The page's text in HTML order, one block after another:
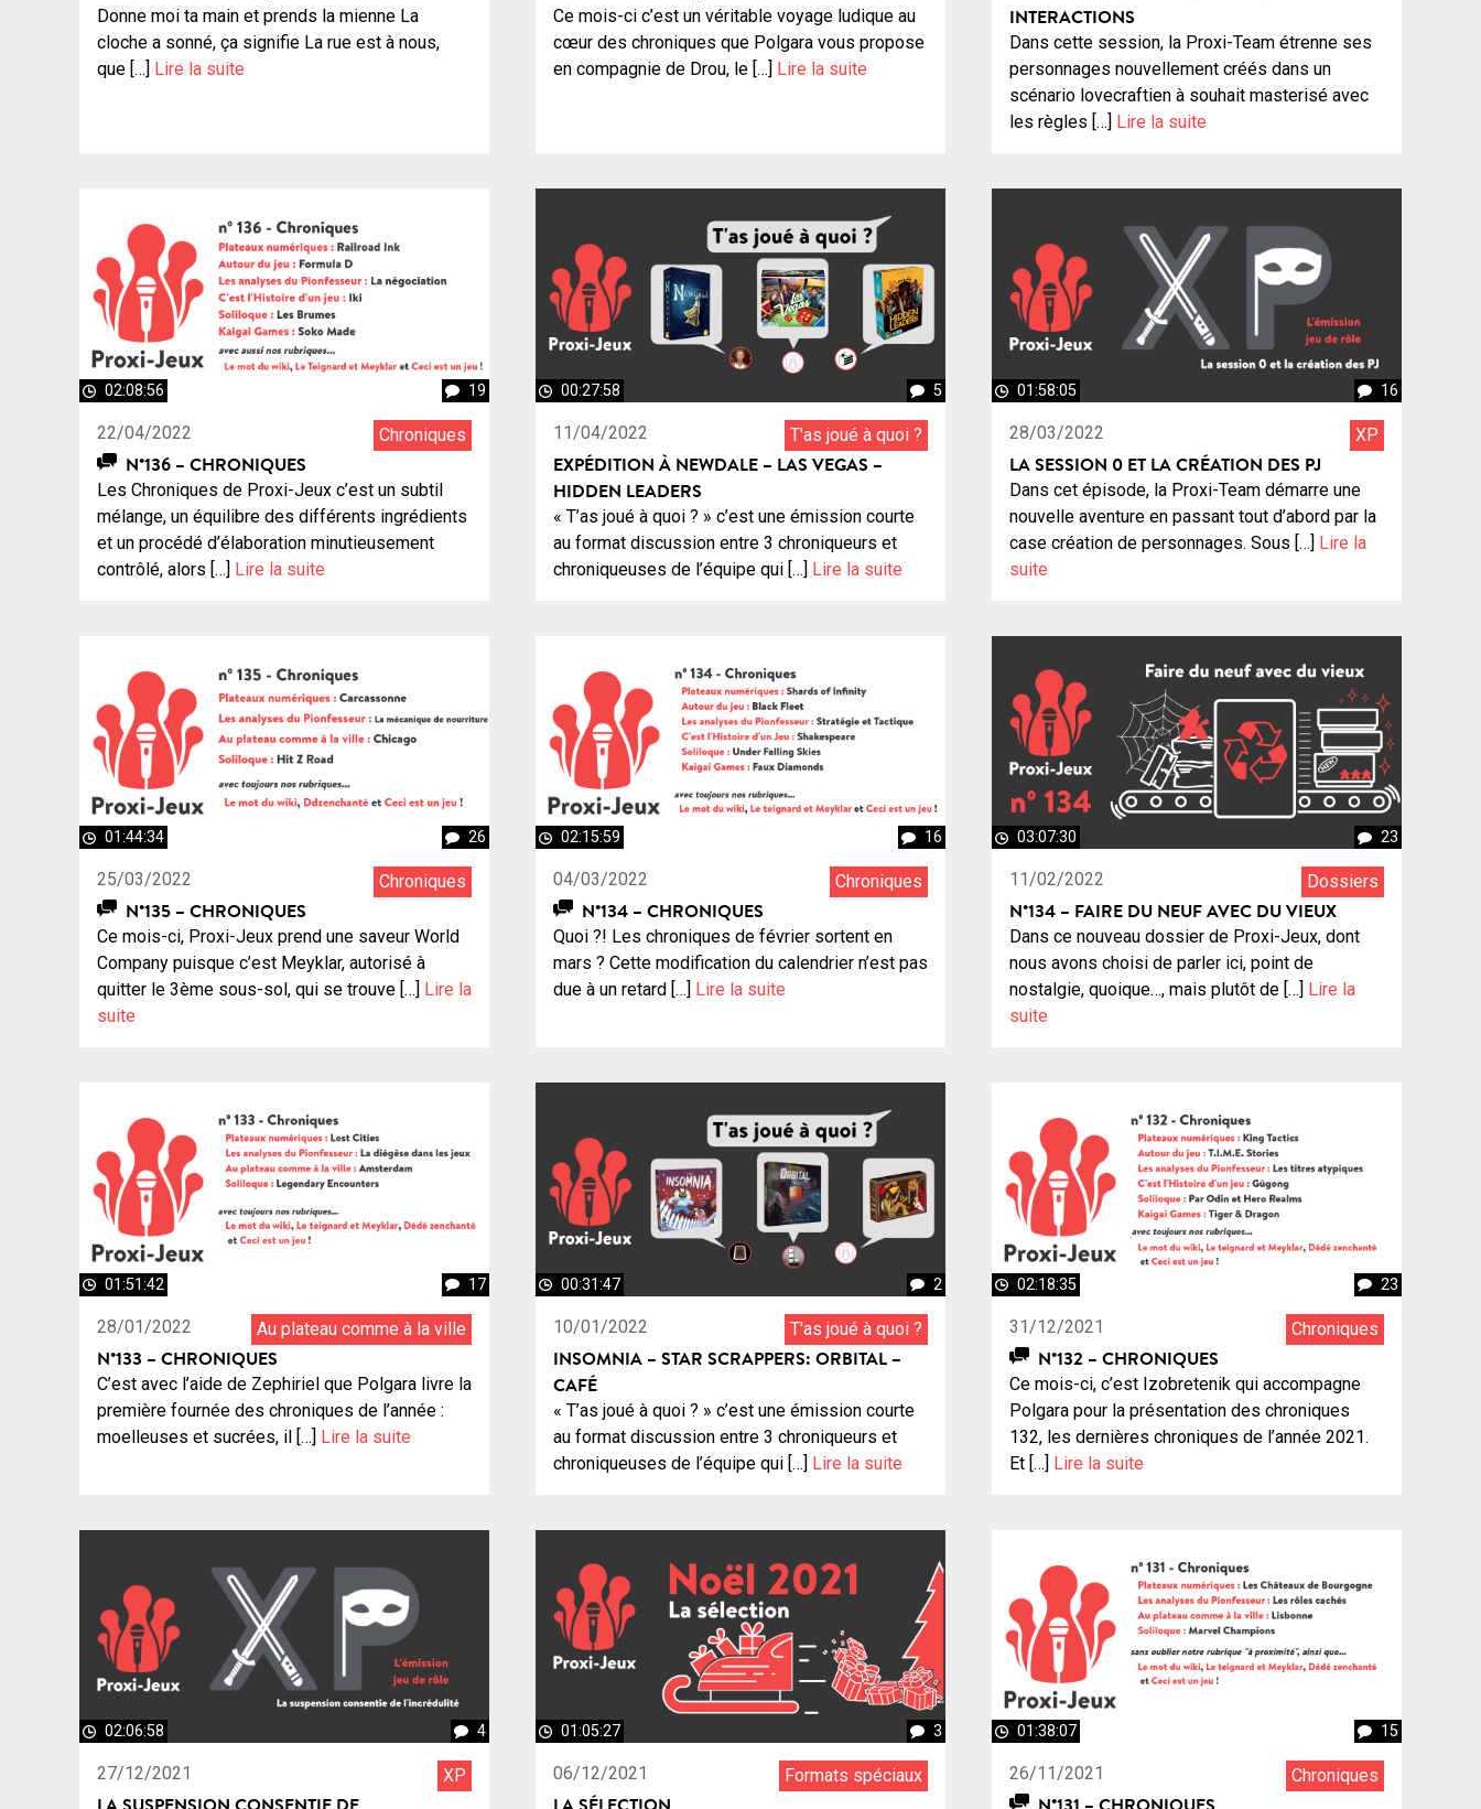
Donne moi ta main et prends la mienne La
cloche a sonné, ça signifie La rue est à nous,
que […]
Lire la suite
Ce mois-ci c’est un véritable voyage ludique au
cœur des chroniques que Polgara vous propose
en compagnie de Drou, le […]
Lire la suite
INTERACTIONS
Dans cette session, la Proxi-Team étrenne ses
personnages nouvellement créés dans un
scénario lovecraftien à souhait masterisé avec
les règles […]
Lire la suite
02:08:56 19
22/04/2022 Chroniques
N°136 – CHRONIQUES
Les Chroniques de Proxi-Jeux c’est un subtil
mélange, un équilibre des différents ingrédients
et un procédé d’élaboration minutieusement
contrôlé, alors […] Lire la suite
00:27:58 5
11/04/2022 T'as joué à quoi ?
EXPÉDITION À NEWDALE – LAS VEGAS –
HIDDEN LEADERS
« T’as joué à quoi ? » c’est une émission courte
au format discussion entre 3 chroniqueurs et
chroniqueuses de l’équipe qui […] Lire la suite
01:58:05 16
28/03/2022 XP
LA SESSION 0 ET LA CRÉATION DES PJ
Dans cet épisode, la Proxi-Team démarre une
nouvelle aventure en passant tout d’abord par la
case création de personnages. Sous […] Lire la
suite
01:44:34 26
25/03/2022 Chroniques
N°135 – CHRONIQUES
Ce mois-ci, Proxi-Jeux prend une saveur World
Company puisque c’est Meyklar, autorisé à
quitter le 3ème sous-sol, qui se trouve […] Lire la
suite
02:15:59 16
04/03/2022 Chroniques
N°134 – CHRONIQUES
Quoi ?! Les chroniques de février sortent en
mars ? Cette modification du calendrier n’est pas
due à un retard […] Lire la suite
03:07:30 23
11/02/2022 Dossiers
N°134 – FAIRE DU NEUF AVEC DU VIEUX
Dans ce nouveau dossier de Proxi-Jeux, dont
nous avons choisi de parler ici, point de
nostalgie, quoique…, mais plutôt de […] Lire la
suite
01:51:42 17
28/01/2022 Au plateau comme à la ville
N°133 – CHRONIQUES
C’est avec l’aide de Zephiriel que Polgara livre la
première fournée des chroniques de l’année :
moelleuses et sucrées, il […] Lire la suite
00:31:47 2
10/01/2022 T'as joué à quoi ?
INSOMNIA – STAR SCRAPPERS: ORBITAL –
CAFÉ
« T’as joué à quoi ? » c’est une émission courte
au format discussion entre 3 chroniqueurs et
chroniqueuses de l’équipe qui […] Lire la suite
02:18:35 23
31/12/2021 Chroniques
N°132 – CHRONIQUES
Ce mois-ci, c’est Izobretenik qui accompagne
Polgara pour la présentation des chroniques
132, les dernières chroniques de l’année 2021.
Et […] Lire la suite
02:06:58 4
27/12/2021 XP
01:05:27 3
06/12/2021 Formats spéciaux
01:38:07 15
26/11/2021 Chroniques